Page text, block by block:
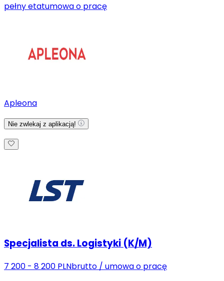
pełny etatumowa o pracę
Apleona
Nie zwlekaj z aplikacją!
Specjalista ds. Logistyki (K/M)
7 200 - 8 200 PLNbrutto / umowa o pracę